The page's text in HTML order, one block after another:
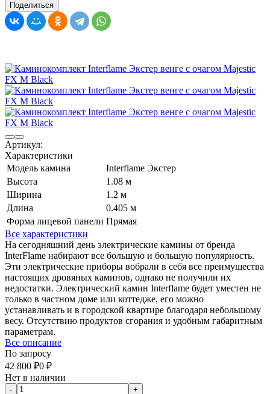
Поделиться
Артикул:
Характеристики
Модель камина
Interflame Экстер
Высота
1.08 м
Ширина
1.2 м
Длина
0.405 м
Форма лицевой панели Прямая
Все характеристики
На сегодняшний день электрические камины от бренда
InterFlame набирают все большую и большую популярность.
Эти электрические приборы вобрали в себя все преимущества
настоящих дровяных каминов, однако не получили их
недостатки. Электрический камин Interflame будет уместен не
только в частном доме или коттедже, его можно
устанавливать и в городской квартире благодаря небольшому
весу. Отсутствию продуктов сгорания и удобным габаритным
параметрам.
Все описание
По запросу
42 800 ₽0 ₽
Нет в наличии
-
+